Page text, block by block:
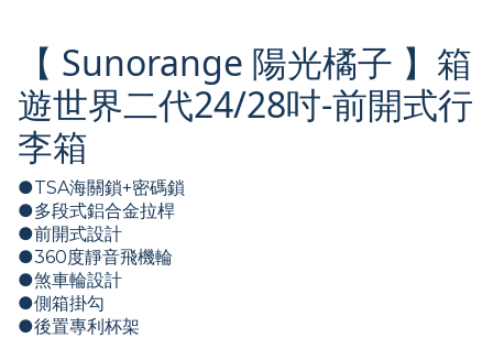
【 Sunorange 陽光橘子 】箱
遊世界二代24/28吋-前開式行
李箱
●TSA海關鎖+密碼鎖
●多段式鋁合金拉桿
●前開式設計
●360度靜音飛機輪
●煞車輪設計
●側箱掛勾
●後置專利杯架